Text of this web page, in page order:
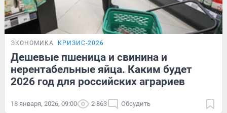
ЭКОНОМИКА КРИЗИС-2026
Дешевые пшеница и свинина и
нерентабельные яйца. Каким будет
2026 год для российских аграриев
18 января, 2026, 09:00 2 863 Обсудить